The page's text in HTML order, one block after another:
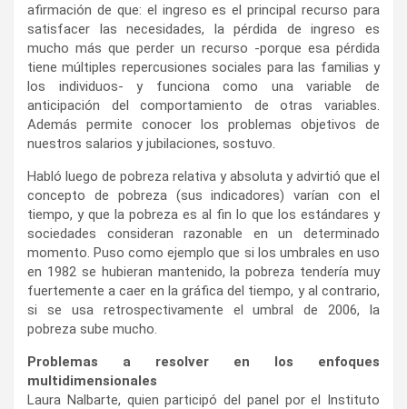
afirmación de que: el ingreso es el principal recurso para
satisfacer las necesidades, la pérdida de ingreso es
mucho más que perder un recurso -porque esa pérdida
tiene múltiples repercusiones sociales para las familias y
los individuos- y funciona como una variable de
anticipación del comportamiento de otras variables.
Además permite conocer los problemas objetivos de
nuestros salarios y jubilaciones, sostuvo.
Habló luego de pobreza relativa y absoluta y advirtió que el
concepto de pobreza (sus indicadores) varían con el
tiempo, y que la pobreza es al fin lo que los estándares y
sociedades consideran razonable en un determinado
momento. Puso como ejemplo que si los umbrales en uso
en 1982 se hubieran mantenido, la pobreza tendería muy
fuertemente a caer en la gráfica del tiempo, y al contrario,
si se usa retrospectivamente el umbral de 2006, la
pobreza sube mucho.
Problemas a resolver en los enfoques
multidimensionales
Laura Nalbarte, quien participó del panel por el Instituto